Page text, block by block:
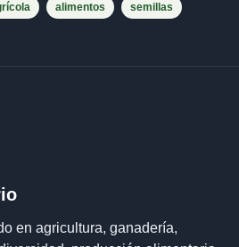
alimentos semillas
en agricultura, ganadería,